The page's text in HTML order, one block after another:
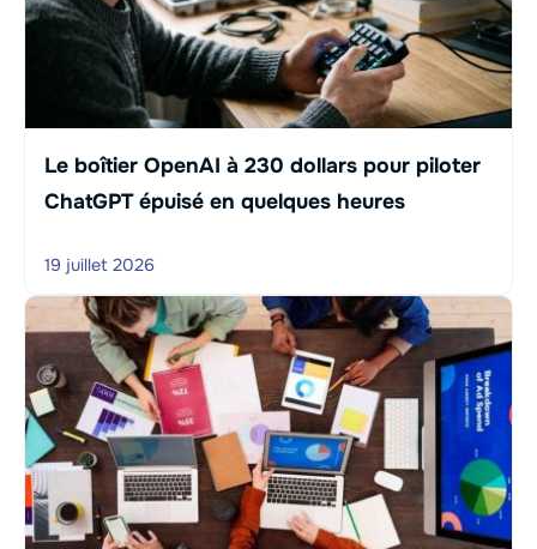
Le boîtier OpenAI à 230 dollars pour piloter
ChatGPT épuisé en quelques heures
19 juillet 2026